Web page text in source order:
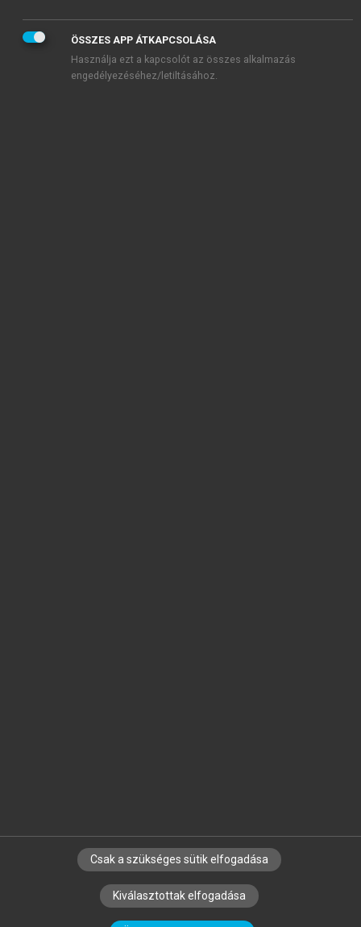
SZERZŐKNEK CÉGEKNEK KÖNYVTÁROSOKNAK
SZERKESZTÉSI ÉS LEKTORÁLÁSI ALAPELVEK
ÖSSZES APP ÁTKAPCSOLÁSA
Használja ezt a kapcsolót az összes alkalmazás
engedélyezéséhez/letiltásához.
Csak a szükséges sütik elfogadása
Kiválasztottak elfogadása